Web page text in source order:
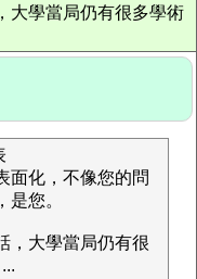
大學當局仍有很多學術
面化，不像您的問
您。
，大學當局仍有很